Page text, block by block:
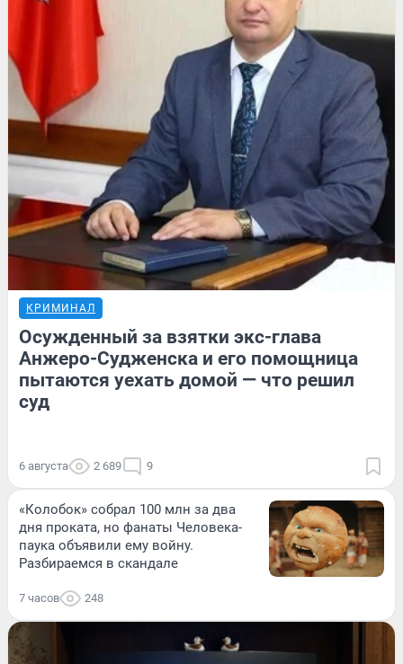
КРИМИНАЛ
Осужденный за взятки экс-глава
Анжеро-Судженска и его помощница
пытаются уехать домой — что решил
суд
6 августа 2 689 9
«Колобок» собрал 100 млн за два
дня проката, но фанаты Человека-
паука объявили ему войну.
Разбираемся в скандале
7 часов 248